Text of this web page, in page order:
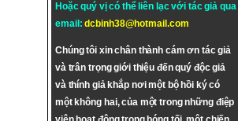
Hoặc quý vị có thể liên lạc với tác giả qua
email:dcbinh38@hotmail.com
Chúng tôi xin chân thành cám ơn tác giả
và trân trọng giới thiệu đến quý độc giả
và thính giả khắp nơi một bộ hồi ký có
một không hai, của một trong những điệp